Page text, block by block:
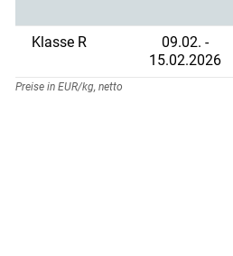
Klasse R
09.02. -
15.02.2026
Preise in EUR/kg, netto